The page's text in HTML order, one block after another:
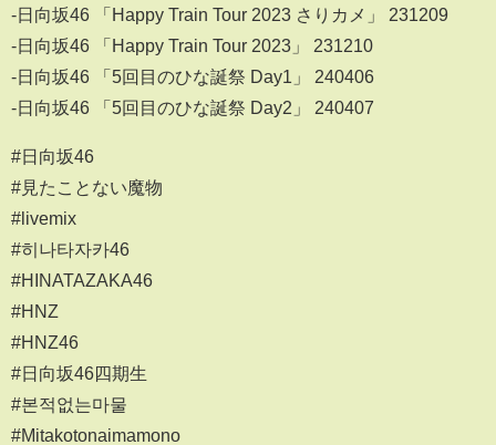
-日向坂46 「Happy Train Tour 2023 さりカメ」 231209
-日向坂46 「Happy Train Tour 2023」 231210
-日向坂46 「5回目のひな誕祭 Day1」 240406
-日向坂46 「5回目のひな誕祭 Day2」 240407
#日向坂46
#見たことない魔物
#livemix
#히나타자카46
#HINATAZAKA46
#HNZ
#HNZ46
#日向坂46四期生
#본적없는마물
#Mitakotonaimamono